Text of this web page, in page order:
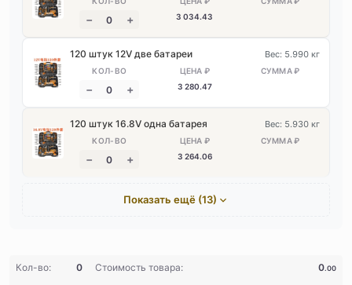
3 034.43
120 штук 12V две батареи
3 280.47
Вес: 5.990 кг
120 штук 16.8V одна батарея
3 264.06
Вес: 5.930 кг
Показать ещё (13)
Кол-во: 0 Стоимость товара: 0.00